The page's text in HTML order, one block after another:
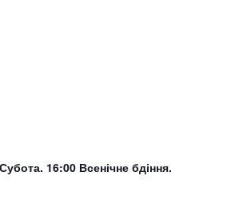
16:00 Всенічне бдіння.